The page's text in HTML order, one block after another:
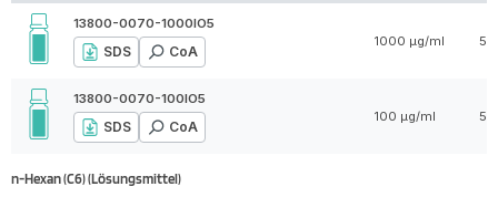
13800-0070-1000IO5
SDS CoA
1000 µg/ml 5
13800-0070-100IO5
SDS CoA
100 µg/ml 5
n-Hexan (C6) (Lösungsmittel)